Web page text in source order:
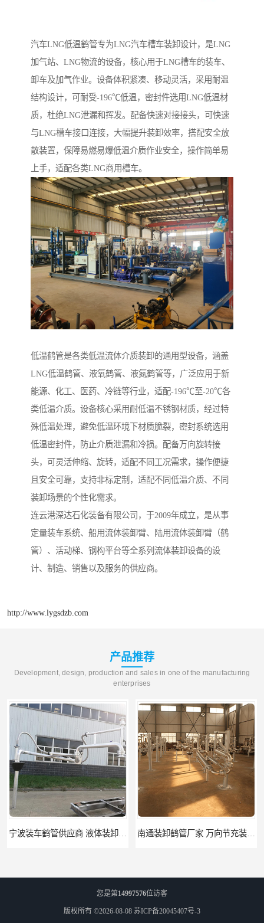
汽车LNG低温鹤管专为LNG汽车槽车装卸设计，是LNG
加气站、LNG物流的设备，核心用于LNG槽车的装车、
卸车及加气作业。设备体积紧凑、移动灵活，采用耐温
结构设计，可耐受-196℃低温，密封件选用LNG低温材
质，杜绝LNG泄漏和挥发。配备快速对接接头，可快速
与LNG槽车接口连接，大幅提升装卸效率，搭配安全放
散装置，保障易燃易爆低温介质作业安全，操作简单易
上手，适配各类LNG商用槽车。
低温鹤管是各类低温流体介质装卸的通用型设备，涵盖
LNG低温鹤管、液氧鹤管、液氮鹤管等，广泛应用于新
能源、化工、医药、冷链等行业，适配-196℃至-20℃各
类低温介质。设备核心采用耐低温不锈钢材质，经过特
殊低温处理，避免低温环境下材质脆裂，密封系统选用
低温密封件，防止介质泄漏和冷损。配备万向旋转接
头，可灵活伸缩、旋转，适配不同工况需求，操作便捷
且安全可靠，支持非标定制，适配不同低温介质、不同
装卸场景的个性化需求。
连云港深达石化装备有限公司，于2009年成立，是从事
定量装车系统、船用流体装卸臂、陆用流体装卸臂（鹤
管）、活动梯、钢构平台等全系列流体装卸设备的设
计、制造、销售以及服务的供应商。
http://www.lygsdzb.com
产品推荐
Development, design, production and sales in one of the manufacturing
enterprises
您是第14997576位访客
版权所有 ©2026-08-08 苏ICP备20045407号-3